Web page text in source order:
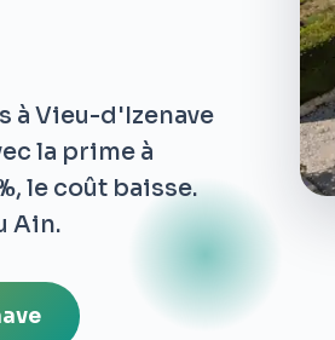
à Vieu-d'Izenave
la prime à
le coût baisse.
Ain.